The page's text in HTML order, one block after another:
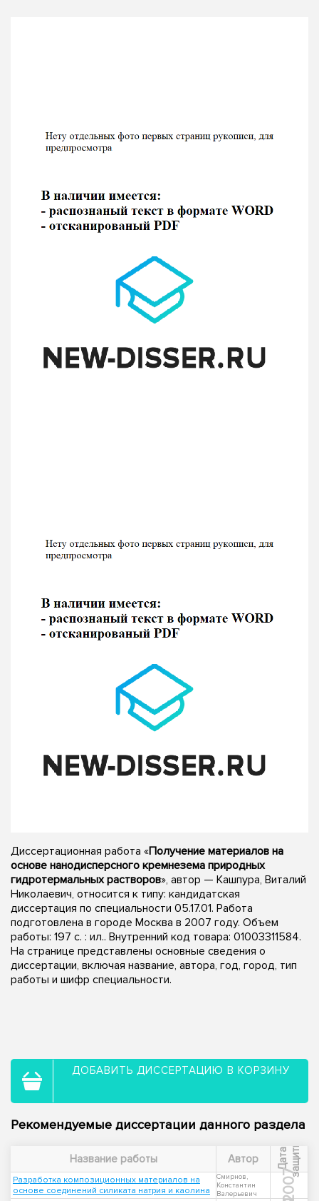
Диссертационная работа «Получение материалов на
основе нанодисперсного кремнезема природных
гидротермальных растворов», автор — Кашпура, Виталий
Николаевич, относится к типу: кандидатская
диссертация по специальности 05.17.01. Работа
подготовлена в городе Москва в 2007 году. Объем
работы: 197 с. : ил.. Внутренний код товара: 01003311584.
На странице представлены основные сведения о
диссертации, включая название, автора, год, город, тип
работы и шифр специальности.
ДОБАВИТЬ ДИССЕРТАЦИЮ В КОРЗИНУ
Рекомендуемые диссертации данного раздела
Название работы Автор Д
а
т
а
з
а
щ
и
т ы
Разработка композиционных материалов на
основе соединений силиката натрия и каолина
Смирнов,
Константин
Валерьевич
2007